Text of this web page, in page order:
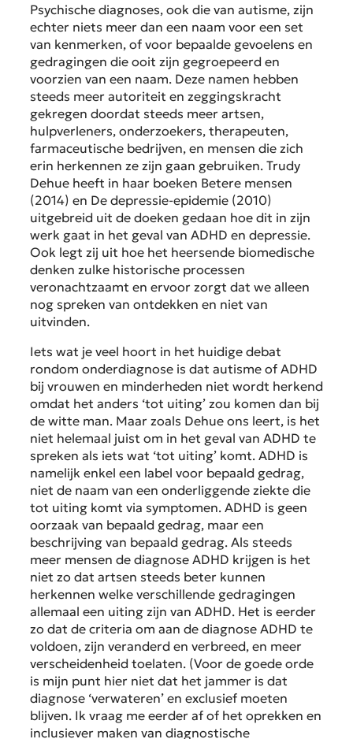
Psychische diagnoses, ook die van autisme, zijn
echter niets meer dan een naam voor een set
van kenmerken, of voor bepaalde gevoelens en
gedragingen die ooit zijn gegroepeerd en
voorzien van een naam. Deze namen hebben
steeds meer autoriteit en zeggingskracht
gekregen doordat steeds meer artsen,
hulpverleners, onderzoekers, therapeuten,
farmaceutische bedrijven, en mensen die zich
erin herkennen ze zijn gaan gebruiken. Trudy
Dehue heeft in haar boeken Betere mensen
(2014) en De depressie-epidemie (2010)
uitgebreid uit de doeken gedaan hoe dit in zijn
werk gaat in het geval van ADHD en depressie.
Ook legt zij uit hoe het heersende biomedische
denken zulke historische processen
veronachtzaamt en ervoor zorgt dat we alleen
nog spreken van ontdekken en niet van
uitvinden.
Iets wat je veel hoort in het huidige debat
rondom onderdiagnose is dat autisme of ADHD
bij vrouwen en minderheden niet wordt herkend
omdat het anders ‘tot uiting’ zou komen dan bij
de witte man. Maar zoals Dehue ons leert, is het
niet helemaal juist om in het geval van ADHD te
spreken als iets wat ‘tot uiting’ komt. ADHD is
namelijk enkel een label voor bepaald gedrag,
niet de naam van een onderliggende ziekte die
tot uiting komt via symptomen. ADHD is geen
oorzaak van bepaald gedrag, maar een
beschrijving van bepaald gedrag. Als steeds
meer mensen de diagnose ADHD krijgen is het
niet zo dat artsen steeds beter kunnen
herkennen welke verschillende gedragingen
allemaal een uiting zijn van ADHD. Het is eerder
zo dat de criteria om aan de diagnose ADHD te
voldoen, zijn veranderd en verbreed, en meer
verscheidenheid toelaten. (Voor de goede orde
is mijn punt hier niet dat het jammer is dat
diagnose ‘verwateren’ en exclusief moeten
blijven. Ik vraag me eerder af of het oprekken en
inclusiever maken van diagnostische